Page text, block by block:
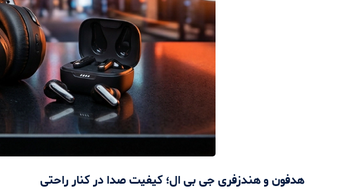
هدفون و هندزفری جی بی ال؛ کیفیت صدا در کنار راحتی